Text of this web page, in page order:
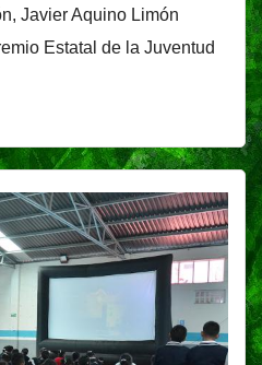
Javier Aquino Limón
Estatal de la Juventud